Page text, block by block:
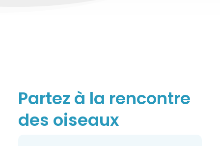
Partez à la rencontre
des oiseaux